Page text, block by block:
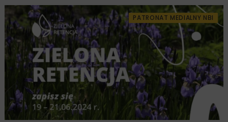
PATRONAT MEDIALNY NBI